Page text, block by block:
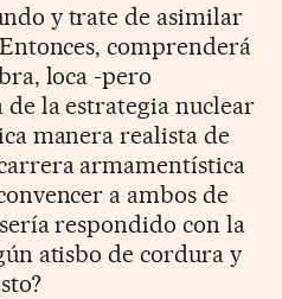
y trate de asimilar
comprenderá
loca -pero
la estrategia nuclear
manera realista de
armamentística
a ambos de
respondido con la
atisbo de cordura y